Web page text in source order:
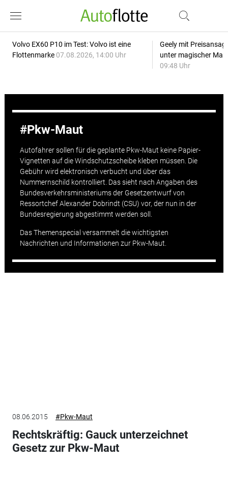
Volvo EX60 P10 im Test: Volvo ist eine
Flottenmarke 07.08.2026, 14:00 Uhr
Geely mit
unter magischer
09:48 Uhr
Pkw-Maut
Autofahrer sollen für die geplante Pkw-Maut keine Papier-
Vignetten auf die Windschutzscheibe kleben müssen. Die
Gebühr wird elektronisch verbucht und über das
Nummernschild kontrolliert. Das sieht nach Angaben des
Bundesverkehrsministeriums der Gesetzentwurf von
Ressortchef Alexander Dobrindt (CSU) vor, der nun in der
Bundesregierung abgestimmt werden soll.
Das Themenspecial versammelt die wichtigsten
Nachrichten und Informationen zur Pkw-Maut.
08.06.2015 #Pkw-Maut
Rechtskräftig: Gauck unterzeichnet
Gesetz zur Pkw-Maut